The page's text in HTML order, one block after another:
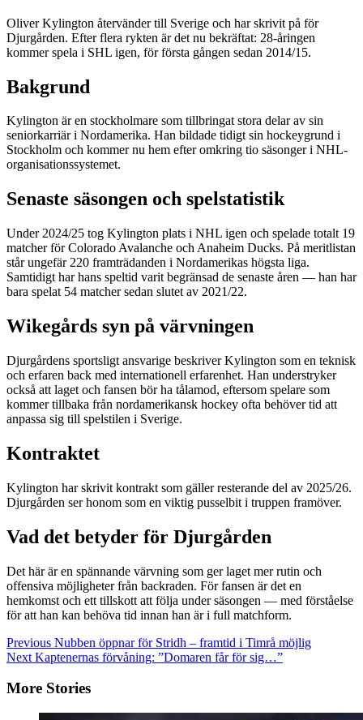
Oliver Kylington återvänder till Sverige och har skrivit på för
Djurgården. Efter flera rykten är det nu bekräftat: 28-åringen
kommer spela i SHL igen, för första gången sedan 2014/15.
Bakgrund
Kylington är en stockholmare som tillbringat stora delar av sin
seniorkarriär i Nordamerika. Han bildade tidigt sin hockeygrund i
Stockholm och kommer nu hem efter omkring tio säsonger i NHL-
organisationssystemet.
Senaste säsongen och spelstatistik
Under 2024/25 tog Kylington plats i NHL igen och spelade totalt 19
matcher för Colorado Avalanche och Anaheim Ducks. På meritlistan
står ungefär 220 framträdanden i Nordamerikas högsta liga.
Samtidigt har hans speltid varit begränsad de senaste åren — han har
bara spelat 54 matcher sedan slutet av 2021/22.
Wikegårds syn på värvningen
Djurgårdens sportsligt ansvarige beskriver Kylington som en teknisk
och erfaren back med internationell erfarenhet. Han understryker
också att laget och fansen bör ha tålamod, eftersom spelare som
kommer tillbaka från nordamerikansk hockey ofta behöver tid att
anpassa sig till spelstilen i Sverige.
Kontraktet
Kylington har skrivit kontrakt som gäller resterande del av 2025/26.
Djurgården ser honom som en viktig pusselbit i truppen framöver.
Vad det betyder för Djurgården
Det här är en spännande värvning som ger laget mer rutin och
offensiva möjligheter från backraden. För fansen är det en
hemkomst och ett tillskott att följa under säsongen — med förståelse
för att han kan behöva tid innan han är i full matchform.
Continue
Reading
Previous Nubben öppnar för Stridh – framtid i Timrå möjlig
Next Kaptenernas förvåning: ”Domaren får för sig…”
More Stories